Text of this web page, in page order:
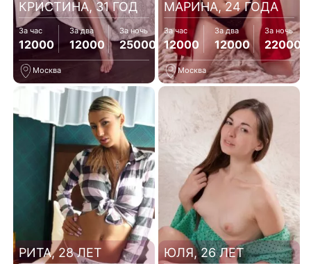
КРИСТИНА, 31 ГОД
За час
12000
За два
12000
За ночь
25000
Москва
МАРИНА, 24 ГОДА
За час
12000
За два
12000
За ночь
22000
Москва
РИТА, 28 ЛЕТ ЮЛЯ, 26 ЛЕТ